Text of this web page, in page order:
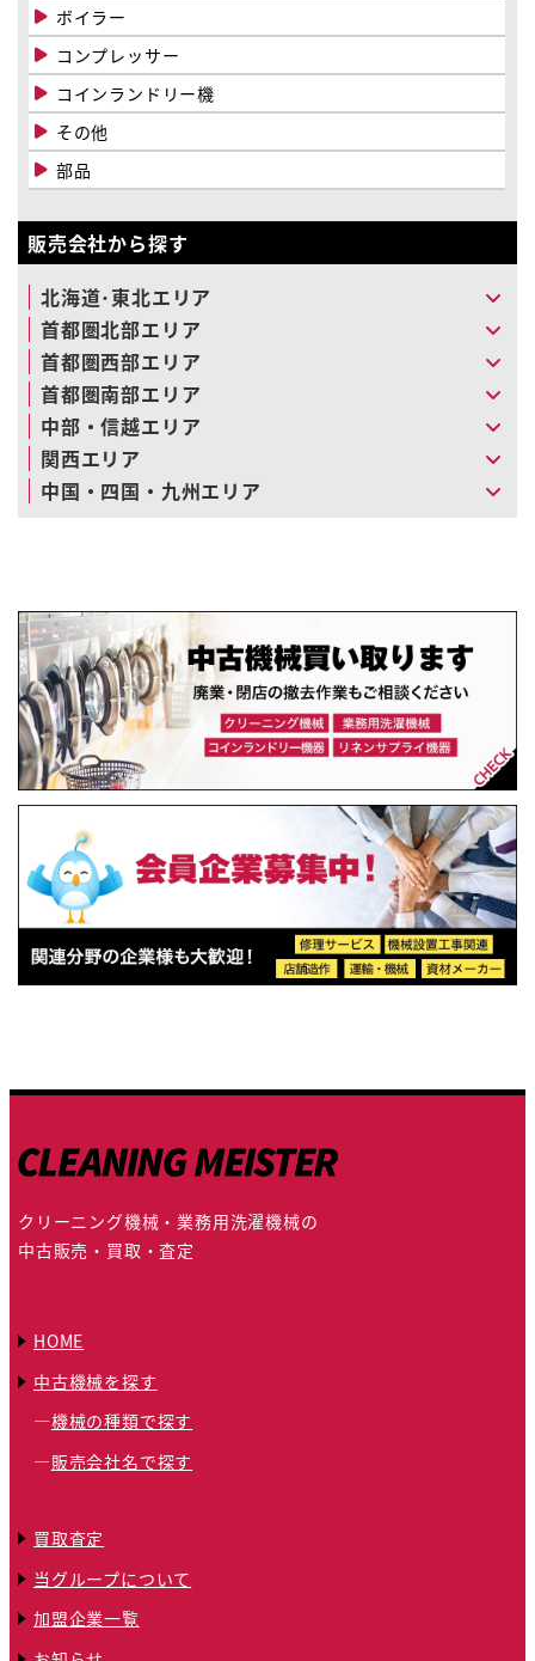
ボイラー
コンプレッサー
コインランドリー機
その他
部品
販売会社から探す
北海道･東北エリア
首都圏北部エリア
首都圏西部エリア
首都圏南部エリア
中部・信越エリア
関西エリア
中国・四国・九州エリア
クリーニング機械・業務用洗濯機械の
中古販売・買取・査定
HOME
中古機械を探す
機械の種類で探す
販売会社名で探す
買取査定
当グループについて
加盟企業一覧